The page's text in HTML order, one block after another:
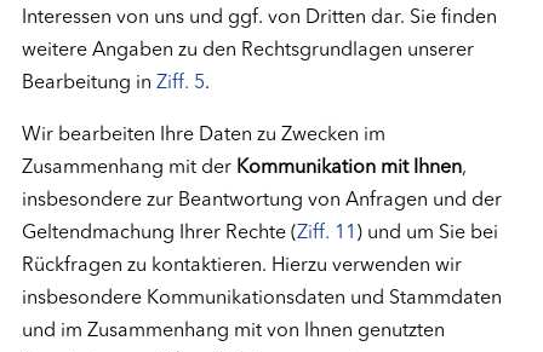
Interessen von uns und ggf. von Dritten dar. Sie finden
weitere Angaben zu den Rechtsgrundlagen unserer
Bearbeitung in Ziff. 5.
Wir bearbeiten Ihre Daten zu Zwecken im
Zusammenhang mit derKommunikation mit Ihnen,
insbesondere zur Beantwortung von Anfragen und der
Geltendmachung Ihrer Rechte (Ziff. 11 ) und um Sie bei
Rückfragen zu kontaktieren. Hierzu verwenden wir
insbesondere Kommunikationsdaten und Stammdaten
und im Zusammenhang mit von Ihnen genutzten